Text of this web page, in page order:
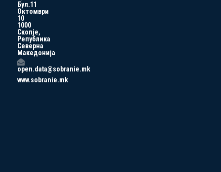
Бул.11
Октомври
10
1000
Скопје,
Република
Северна
Македонија
open.data@sobranie.mk
www.sobranie.mk